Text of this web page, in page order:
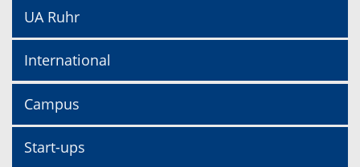
UA Ruhr
International
Campus
Start-ups